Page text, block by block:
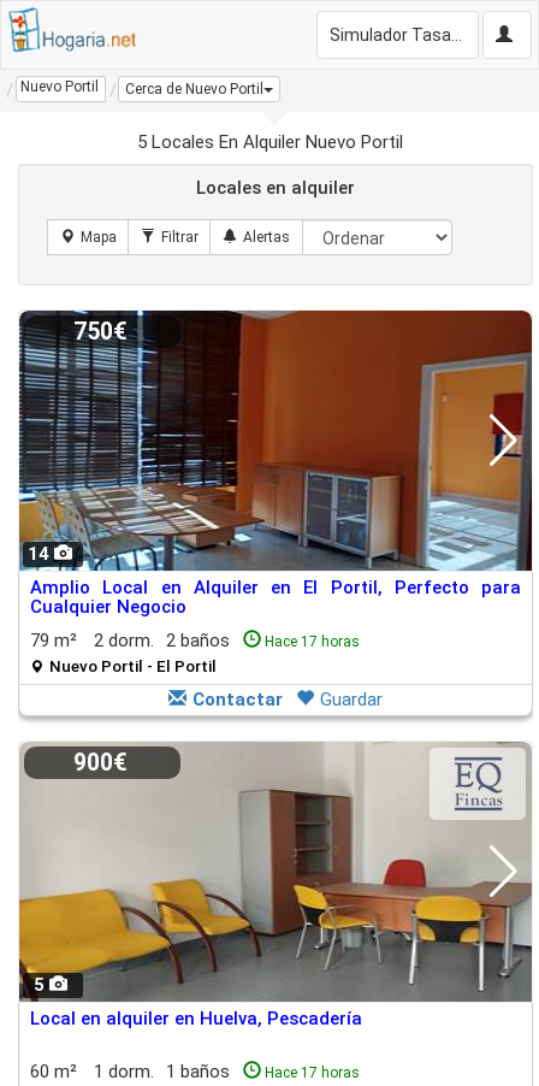
Nuevo Portil Cerca de Nuevo Portil
5 Locales En Alquiler Nuevo Portil
Locales en alquiler
14
750€
Amplio Local en Alquiler en El Portil, Perfecto para
Cualquier Negocio
79 m²
2 dorm. 2 baños Hace 17 horas
Nuevo Portil - El Portil
Contactar Guardar
5
900€
Local en alquiler en Huelva, Pescadería
60 m² 1 dorm. 1 baños Hace 17 horas